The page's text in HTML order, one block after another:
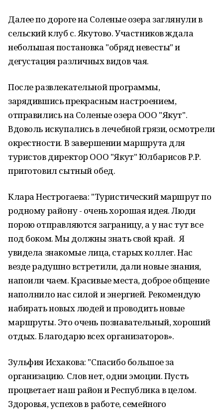
Далее по дороге на Соленые озера заглянули в
сельский клуб с. Якутово. Участников ждала
небольшая постановка "обряд невесты" и
дегустация различных видов чая.
После развлекательной программы,
зарядившись прекрасным настроением,
отправились на Соленые озера ООО "Якут".
Вдоволь искупались в лечебной грязи, осмотрели
окрестности. В завершении маршрута для
туристов директор ООО "Якут" Юлбарисов Р.Р.
приготовил сытный обед.
Клара Нестрогаева: "Туристический маршрут по
родному району - очень хорошая идея. Люди
порою отправляются заграницу, а у нас тут все
под боком. Мы должны знать свой край. Я
увидела знакомые лица, старых коллег. Нас
везде радушно встретили, дали новые знания,
напоили чаем. Красивые места, доброе общение
наполнило нас силой и энергией. Рекомендую
набирать новых людей и проводить новые
маршруты. Это очень познавательный, хороший
отдых. Благодарю всех организаторов».
Зульфия Исхакова: "Спасибо большое за
организацию. Слов нет, одни эмоции. Пусть
процветает наш район и Республика в целом.
Здоровья, успехов в работе, семейного